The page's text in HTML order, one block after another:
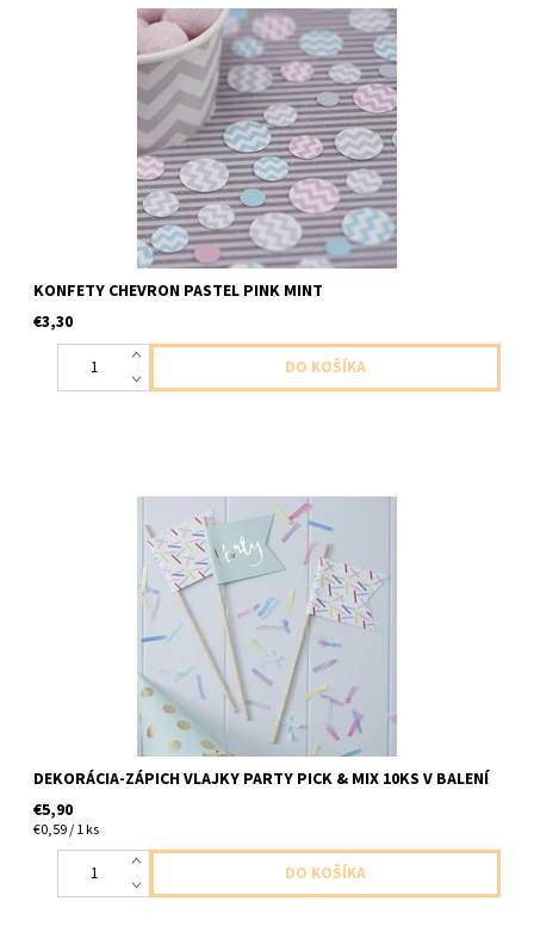
Papierové konfety farba ružová mint šedá chevron 14g
KONFETY CHEVRON PASTEL PINK MINT
€3,30
Papierové vlajky farebne party do kolacou/torty bo ina vyzdoba
10ks v baleni /5ks farebne+5ks zelene/ dlzka 10x25cm
DEKORÁCIA-ZÁPICH VLAJKY PARTY PICK & MIX 10KS V BALENÍ
€5,90
€0,59 / 1 ks